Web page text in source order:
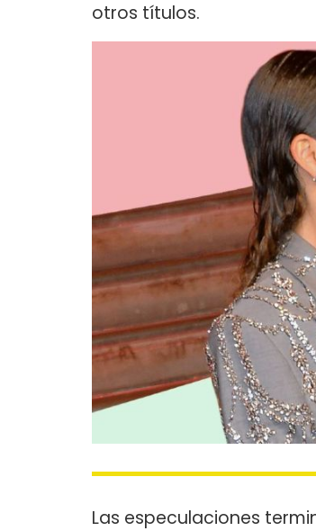
otros títulos.
Las especulaciones